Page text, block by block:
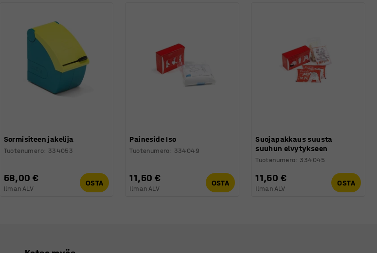
Sormisiteen jakelija
Tuotenumero: 334053
58,00 €
Ilman ALV
OSTA
Paineside Iso
Tuotenumero: 334049
11,50 €
Ilman ALV
OSTA
Suojapakkaus suusta
suuhun elvytykseen
Tuotenumero: 334045
11,50 €
Ilman ALV
OSTA